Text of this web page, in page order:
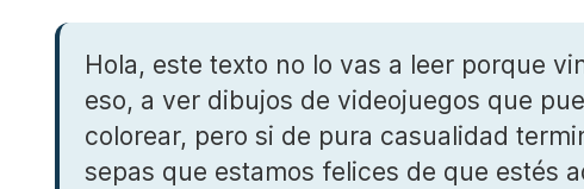
Hola, este texto no lo vas a leer porque
eso, a ver dibujos de videojuegos que
colorear, pero si de pura casualidad
sepas que estamos felices de que estés